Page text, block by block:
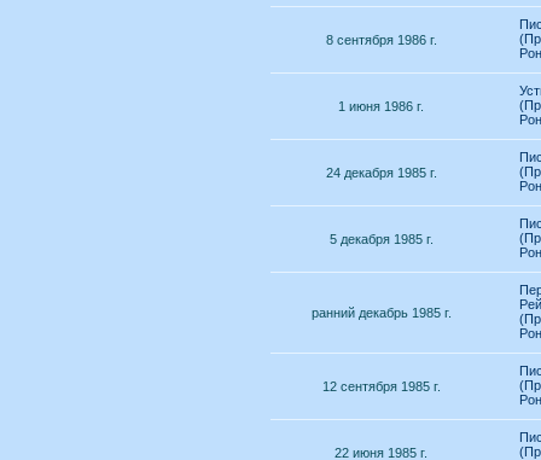
8 сентября 1986 г.
1 июня 1986 г.
24 декабря 1985 г.
5 декабря 1985 г.
ранний декабрь 1985 г.
12 сентября 1985 г.
22 июня 1985 г.